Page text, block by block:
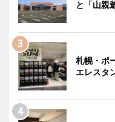
と「山親
札幌・ポ
エレスタ